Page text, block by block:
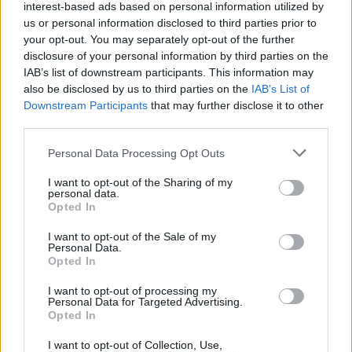
interest-based ads based on personal information utilized by
us or personal information disclosed to third parties prior to
your opt-out. You may separately opt-out of the further
disclosure of your personal information by third parties on the
IAB’s list of downstream participants. This information may
also be disclosed by us to third parties on the IAB’s List of
Downstream Participants that may further disclose it to other
Personal Data Processing Opt Outs
I want to opt-out of the Sharing of my
personal data.
Opted In
I want to opt-out of the Sale of my
Personal Data.
Opted In
I want to opt-out of processing my
Personal Data for Targeted Advertising.
Opted In
I want to opt-out of Collection, Use,
AVG
8
Poletni bolšji sejem
08:00
8
Spider-Man: Nov dan
18:00
AVG Fuj, gosenica!
AVG
8
Backrooms: Brez izhoda
21:00
Najbolj brano
Pretep v gostinskem lokalu v Velenju: 46-letnik
moškega udaril s steklenico in ga zabodel